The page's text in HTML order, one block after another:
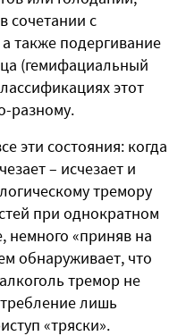
сочетании с
также подергивание
(гемифациальный
этот
разному.
эти состояния: когда
– исчезает и
тремору
при однократном
немного «приняв на
обнаруживает, что
тремор не
лишь
«тряски».